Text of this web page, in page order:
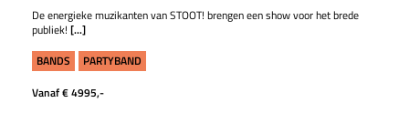
De energieke muzikanten van STOOT! brengen een show voor het brede
publiek! [...]
BANDS
PARTYBAND
Vanaf € 4995,-